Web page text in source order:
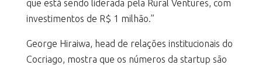
que está sendo liderada pela Rural Ventures, com
investimentos de R$ 1 milhão.”
George Hiraiwa, head de relações institucionais do
Cocriago, mostra que os números da startup são